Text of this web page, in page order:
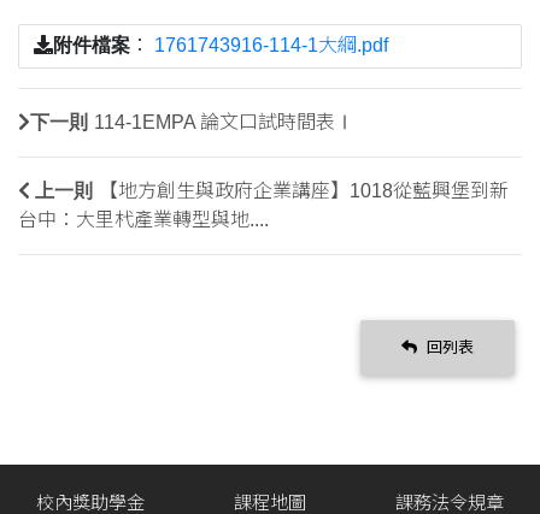
附件檔案 ： 1761743916-114-1大綱.pdf
下一則 114-1EMPA 論文口試時間表Ⅰ
上一則
【地方創生與政府企業講座】1018從藍興堡到新
台中：大里杙產業轉型與地....
回列表
校內獎助學金 課程地圖 課務法令規章